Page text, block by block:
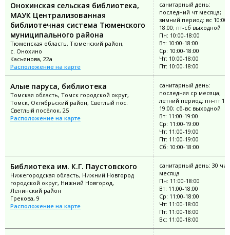
Онохинская сельская библиотека,
МАУК Централизованная
библиотечная система Тюменского
муниципального района
Тюменская область, Тюменский район,
с. Онохино
Касьянова, 22а
Расположение на карте
санитарный день:
последний чт месяца;
зимний период: вс 10:00-
18:00; пт-сб выходной
Пн: 10:00-18:00
Вт: 10:00-18:00
Ср: 10:00-18:00
Чт: 10:00-18:00
Пт: 10:00-18:00
Алые паруса, библиотека
Томская область, Томск городской округ,
Томск, Октябрьский район, Светлый пос.
Светлый посёлок, 25
Расположение на карте
санитарный день:
последняя ср месяца;
летний период: пн-пт
19:00; сб-вс выходной
Вт: 11:00-19:00
Ср: 11:00-19:00
Чт: 11:00-19:00
Пт: 11:00-19:00
Сб: 10:00-18:00
Библиотека им. К.Г. Паустовского
Нижегородская область, Нижний Новгород
городской округ, Нижний Новгород,
Ленинский район
Грекова, 9
Расположение на карте
санитарный день: 30
месяца
Пн: 11:00-18:00
Вт: 11:00-18:00
Ср: 11:00-18:00
Чт: 11:00-18:00
Пт: 11:00-18:00
Вс: 11:00-18:00